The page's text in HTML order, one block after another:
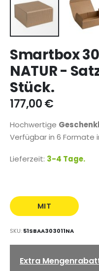
Anfang
der
Bildgalerie
springen
Smartbox
NATUR -
Stück.
177,00 €
Hochwertige
Verfügbar in 6 Formate
Lieferzeit: 3-4 Tage.
MIT
SKU 51SBAA303011NA
Extra